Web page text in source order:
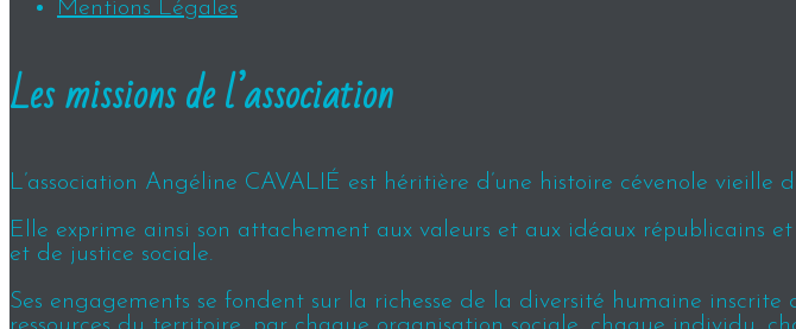
Mentions Légales
Les missions de l’association
L’association Angéline CAVALIÉ est héritière d’une histoire cévenole vieille
Elle exprime ainsi son attachement aux valeurs et aux idéaux républicains
et de justice sociale.
Ses engagements se fondent sur la richesse de la diversité humaine